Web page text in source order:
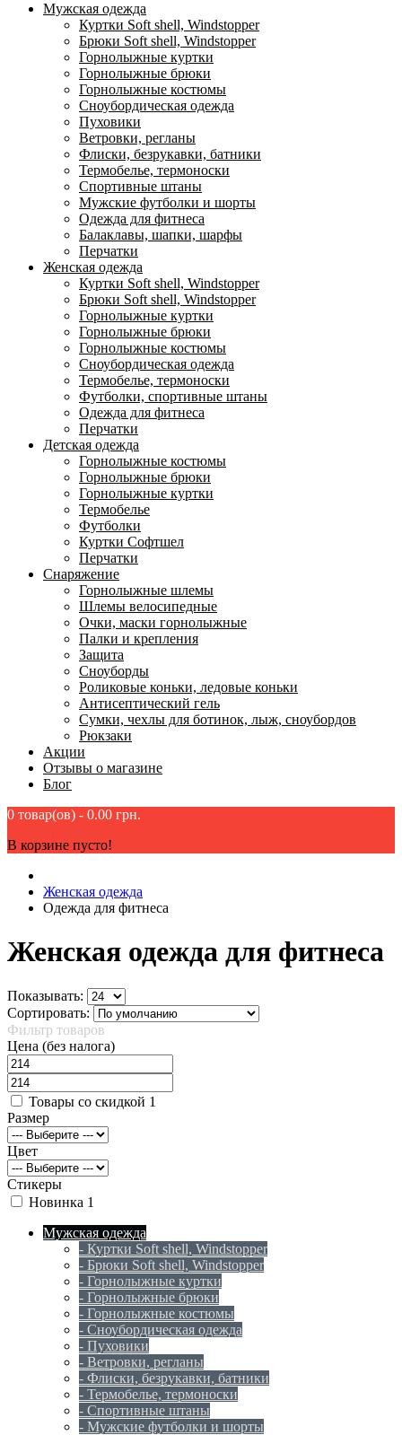
Мужская одежда
Куртки Soft shell, Windstopper
Брюки Soft shell, Windstopper
Горнолыжные куртки
Горнолыжные брюки
Горнолыжные костюмы
Сноубордическая одежда
Пуховики
Ветровки, регланы
Флиски, безрукавки, батники
Термобелье, термоноски
Спортивные штаны
Мужские футболки и шорты
Одежда для фитнеса
Балаклавы, шапки, шарфы
Перчатки
Женская одежда
Куртки Soft shell, Windstopper
Брюки Soft shell, Windstopper
Горнолыжные куртки
Горнолыжные брюки
Горнолыжные костюмы
Сноубордическая одежда
Термобелье, термоноски
Футболки, спортивные штаны
Одежда для фитнеса
Перчатки
Детская одежда
Горнолыжные костюмы
Горнолыжные брюки
Горнолыжные куртки
Термобелье
Футболки
Куртки Софтшел
Перчатки
Снаряжение
Горнолыжные шлемы
Шлемы велосипедные
Очки, маски горнолыжные
Палки и крепления
Защита
Сноуборды
Роликовые коньки, ледовые коньки
Антисептический гель
Сумки, чехлы для ботинок, лыж, сноубордов
Рюкзаки
Акции
Отзывы о магазине
Блог
0 товар(ов) - 0.00 грн.
В корзине пусто!
Женская одежда
Одежда для фитнеса
Женская одежда для фитнеса
Показывать:
Сортировать:
Фильтр товаров
Цена (без налога)
Товары со скидкой 1
Размер
Цвет
Стикеры
Новинка 1
Мужская одежда
- Куртки Soft shell, Windstopper
- Брюки Soft shell, Windstopper
- Горнолыжные куртки
- Горнолыжные брюки
- Горнолыжные костюмы
- Сноубордическая одежда
- Пуховики
- Ветровки, регланы
- Флиски, безрукавки, батники
- Термобелье, термоноски
- Спортивные штаны
- Мужские футболки и шорты